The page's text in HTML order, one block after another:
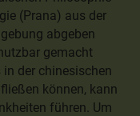
(Prana) aus der
abgeben
gemacht
in der chinesischen
können, kann
führen. Um